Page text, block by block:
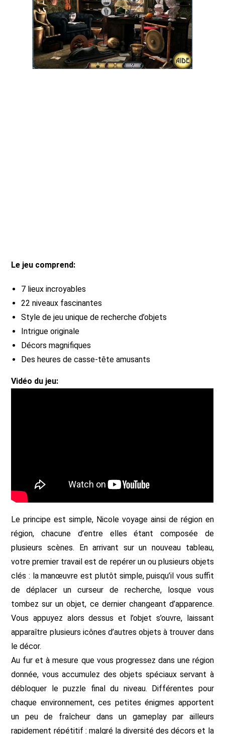
Le jeu comprend:
7 lieux incroyables
22 niveaux fascinantes
Style de jeu unique de recherche d’objets
Intrigue originale
Décors magnifiques
Des heures de casse-tête amusants
Vidéo du jeu:
Le principe est simple, Nicole voyage ainsi de région en
région, chacune d’entre elles étant composée de
plusieurs scènes. En arrivant sur un nouveau tableau,
votre premier travail est de repérer un ou plusieurs objets
clés : la manœuvre est plutôt simple, puisqu’il vous suffit
de déplacer un curseur de recherche, losque vous
tombez sur un objet, ce dernier changeant d’apparence.
Vous appuyez alors dessus et l’objet s’ouvre, laissant
apparaître plusieurs icônes d’autres objets à trouver dans
le décor.
Au fur et à mesure que vous progressez dans une région
donnée, vous accumulez des objets spéciaux servant à
débloquer le puzzle final du niveau. Différentes pour
chaque environnement, ces petites énigmes apportent
un peu de fraîcheur dans un gameplay par ailleurs
rapidement répétitif : malgré la diversité des décors et la